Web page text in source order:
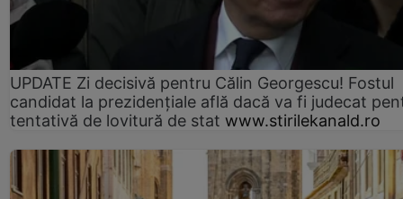
UPDATE Zi decisivă pentru Călin Georgescu! Fostul
candidat la prezidențiale află dacă va fi judecat
tentativă de lovitură de stat www.stirilekanald.ro